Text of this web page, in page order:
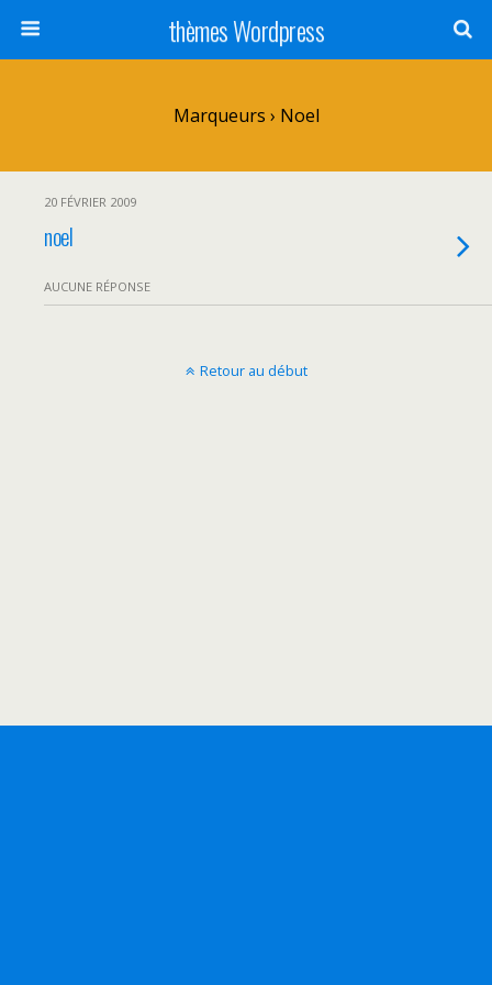
thèmes Wordpress
Marqueurs › Noel
20 FÉVRIER 2009
noel
AUCUNE RÉPONSE
Retour au début